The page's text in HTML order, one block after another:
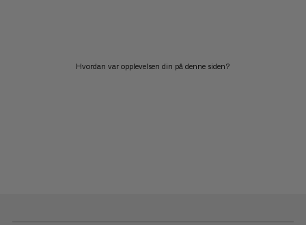
Hvordan var opplevelsen din på denne siden?